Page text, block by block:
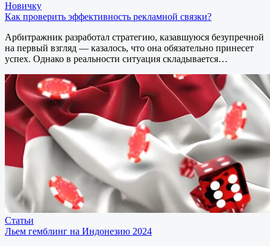
Новичку
Как проверить эффективность рекламной связки?
Арбитражник разработал стратегию, казавшуюся безупречной
на первый взгляд — казалось, что она обязательно принесет
успех. Однако в реальности ситуация складывается…
Статьи
Льем гемблинг на Индонезию 2024